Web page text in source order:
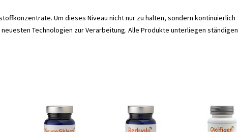
Um dieses Niveau nicht nur zu halten, sondern kontinuierlich
Technologien zur Verarbeitung. Alle Produkte unterliegen ständigen